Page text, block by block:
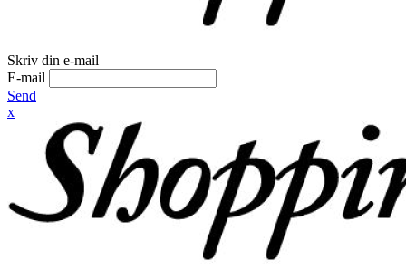
Skriv din e-mail
E-mail
Send
x